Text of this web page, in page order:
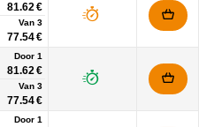
81.62 €
Van 3
77.54 €
Door 1
81.62 €
Van 3
77.54 €
Door 1